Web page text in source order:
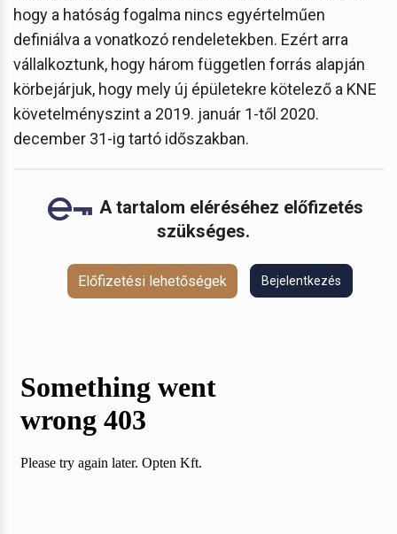
hogy a hatóság fogalma nincs egyértelműen
definiálva a vonatkozó rendeletekben. Ezért arra
vállalkoztunk, hogy három független forrás alapján
körbejárjuk, hogy mely új épületekre kötelező a KNE
követelményszint a 2019. január 1-től 2020.
december 31-ig tartó időszakban.
A tartalom eléréséhez előfizetés
szükséges.
Előfizetési lehetőségek Bejelentkezés